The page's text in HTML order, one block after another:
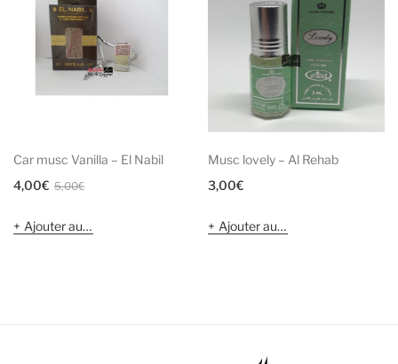
Car musc Vanilla – El Nabil
5,00€Le
initial
4,00€
Le
actuel
Ajouter au panier
Musc lovely – Al Rehab
3,00€
Ajouter au panier